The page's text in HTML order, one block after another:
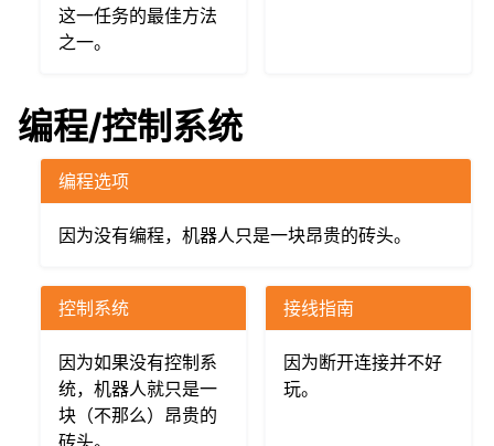
这一任务的最佳方法
之一。
编程/控制系统
编程选项
因为没有编程，机器人只是一块昂贵的砖头。
控制系统
因为如果没有控制系
统，机器人就只是一
块（不那么）昂贵的
砖头。
接线指南
因为断开连接并不好
玩。